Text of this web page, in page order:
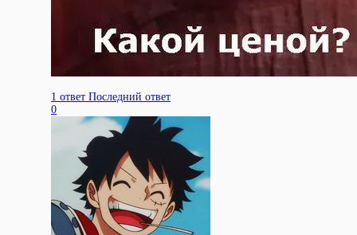
1 ответ Последний ответ
0